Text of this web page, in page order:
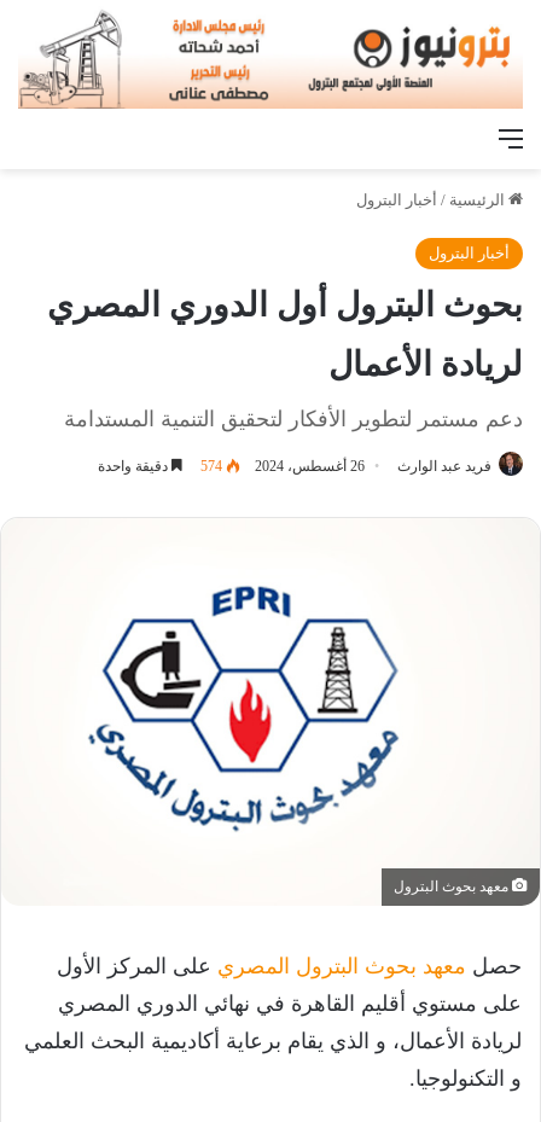
القائمة
الرئيسية / أخبار البترول
أخبار البترول
بحوث البترول أول الدوري المصري
لريادة الأعمال
دعم مستمر لتطوير الأفكار لتحقيق التنمية المستدامة
فريد عبد الوارث 26 أغسطس، 2024 574 دقيقة واحدة
معهد بحوث البترول
حصل معهد بحوث البترول المصري على المركز الأول
على مستوي أقليم القاهرة في نهائي الدوري المصري
لريادة الأعمال، و الذي يقام برعاية أكاديمية البحث العلمي
و التكنولوجيا.